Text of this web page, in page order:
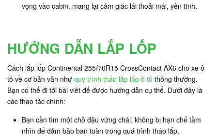
vọng vào cabin, mang lại cảm giác lái thoải mái, yên tĩnh.
HƯỚNG DẪN LẮP LỐP
Cách lắp lốp Continental 255/70R15 CrossContact AX6 cho xe ô
tô về cơ bản vẫn như quy trình tháo lắp lốp ô tô thông thường.
Bạn có thể đi tới bài viết để được hướng dẫn cụ thể. Dưới đây là
các thao tác chính:
Bạn cần tìm một chỗ đậu vững chãi, không bị hạn chế tầm
nhìn để đảm bảo ban toàn trong quá trình tháo lắp.